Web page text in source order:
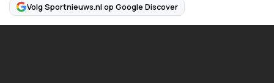
Volg Sportnieuws.nl op Google Discover